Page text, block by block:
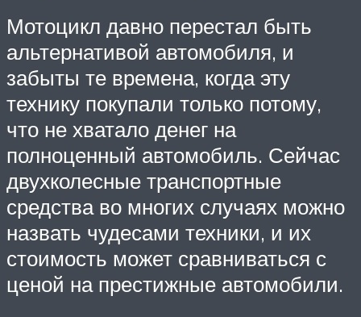
Мотоцикл давно перестал быть
альтернативой автомобиля, и
забыты те времена, когда эту
технику покупали только потому,
что не хватало денег на
полноценный автомобиль. Сейчас
двухколесные транспортные
средства во многих случаях можно
назвать чудесами техники, и их
стоимость может сравниваться с
ценой на престижные автомобили.